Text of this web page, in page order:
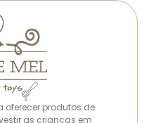
oferecer produtos de
as crianças em